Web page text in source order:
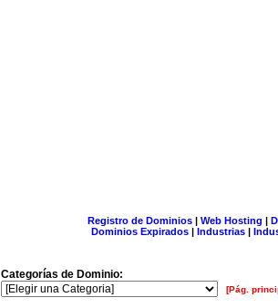
Registro de Dominios| Web Hosting |
Dominios Expirados | Industrias |
Categorías de Dominio:
[Pág.